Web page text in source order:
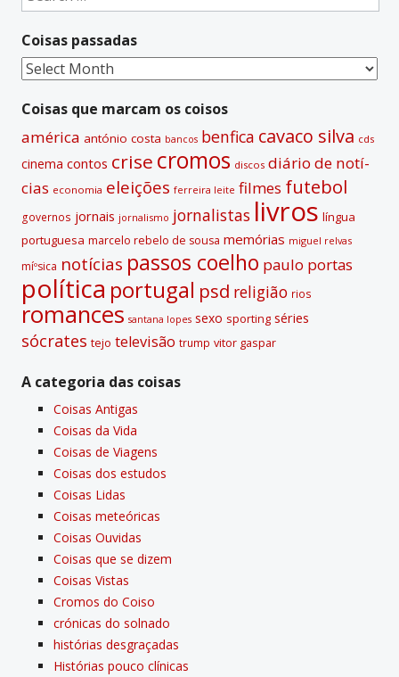
for:
Coisas passadas
Coisas
Coisas que marcam os coisos
américa antónio costa bancos benfica cavaco silva cds
cinema contos crise cromos discos diário de notí­
cias economia eleições ferreira leite filmes futebol
governos jornais jornalismo jornalistas livros lí­ngua
portuguesa marcelo rebelo de sousa memórias miguel relvas
míºsica notí­cias passos coelho paulo portas
polí­tica portugal psd religião rios
romances santana lopes sexo sporting séries
sócrates tejo televisão trump vitor gaspar
A categoria das coisas
Coisas Antigas
Coisas da Vida
Coisas de Viagens
Coisas dos estudos
Coisas Lidas
Coisas meteóricas
Coisas Ouvidas
Coisas que se dizem
Coisas Vistas
Cromos do Coiso
crónicas do solnado
histórias desgraçadas
Histórias pouco clí­nicas